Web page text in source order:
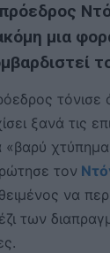
μια
τόνισε
ξανά τις
«βαρύ
τον
να
των